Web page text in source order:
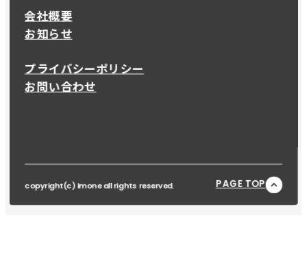
会社概要
お知らせ
プライバシーポリシー
お問い合わせ
copyright(c) imone all rights reserved. PAGE TOP